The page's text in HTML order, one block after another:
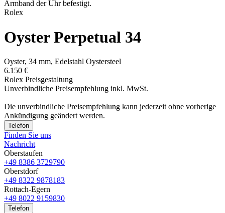
Rolex
Oyster Perpetual 34
Oyster, 34 mm, Edelstahl Oystersteel
6.150 €
Rolex Preisgestaltung
Unverbindliche Preisempfehlung inkl. MwSt.
Die unverbindliche Preis­empfehlung kann jederzeit ohne vorherige
Ankündigung geändert werden.
Telefon
Finden Sie uns
Nachricht
Oberstaufen
+49 8386 3729790
Oberstdorf
+49 8322 9878183
Rottach-Egern
+49 8022 9159830
Telefon